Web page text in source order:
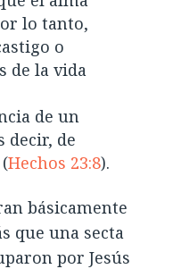
lo tanto,
o
de la vida
de un
decir, de
Hechos 23:8).
básicamente
que una secta
por Jesús